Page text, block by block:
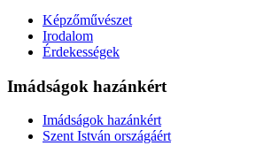
Képzőművészet
Irodalom
Érdekességek
Imádságok hazánkért
Imádságok hazánkért
Szent István országáért